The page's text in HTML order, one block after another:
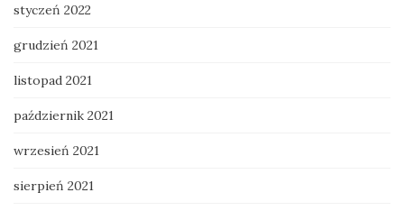
styczeń 2022
grudzień 2021
listopad 2021
październik 2021
wrzesień 2021
sierpień 2021